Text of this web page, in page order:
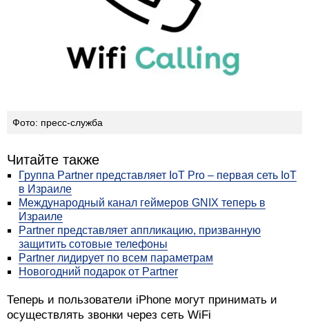
Фото: пресс-служба
Читайте также
Группа Partner представляет IoT Pro – первая сеть IoT
в Израиле
Международный канал геймеров GNIX теперь в
Израиле
Partner представляет аппликацию, призванную
защитить сотовые телефоны
Partner лидирует по всем параметрам
Новогодний подарок от Partner
Теперь и пользователи iPhone могут принимать и
осуществлять звонки через сеть WiFi